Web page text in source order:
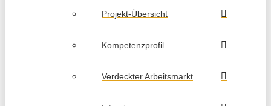
Projekt-Übersicht
Kompetenzprofil
Verdeckter Arbeitsmarkt